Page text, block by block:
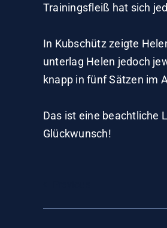
Trainingsfleiß hat sich
In Kubschütz zeigte
unterlag Helen jedoch
knapp in fünf Sätzen im
Das ist eine beachtliche
Glückwunsch!